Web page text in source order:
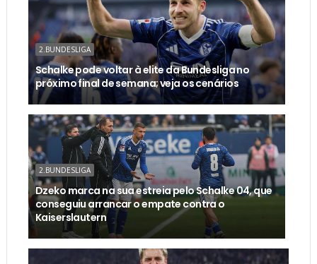
2.BUNDESLIGA
Schalke pode voltar à elite da Bundesliga no
próximo final de semana; veja os cenários
2.BUNDESLIGA
Dzeko marca na sua estreia pelo Schalke 04, que
conseguiu arrancar o empate contra o
Kaiserslautern